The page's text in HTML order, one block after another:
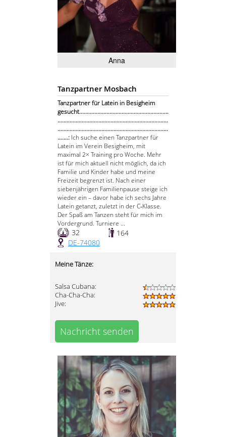
Anna
Tanzpartner Mosbach
Tanzpartner für Latein in Besigheim
gesucht...........................................................
.........................................................................
.........................................................................
.......: Ich suche einen Tanzpartner für
Latein im Verein Besigheim, mit
maximal 2× Training pro Woche. Mehr
ist für mich aktuell nicht möglich, da ich
Familie und Kinder habe und meine
Freizeit begrenzt ist. Nach einer
siebenjährigen Familienpause steige ich
wieder ein – davor habe ich sechs Jahre
Latein getanzt, zuletzt in der C‑Klasse.
Der Spaß am Tanzen steht für mich im
Vordergrund. Turniere ...
32
164
DE-74080
Meine Tänze:
Salsa Cubana:
Cha-Cha-Cha:
Jive:
Nachricht senden